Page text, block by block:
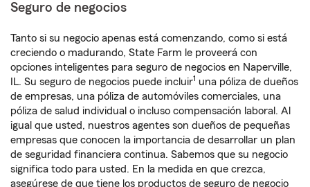
Seguro de negocios
Tanto si su negocio apenas está comenzando, como si está
creciendo o madurando, State Farm le proveerá con
opciones inteligentes para seguro de negocios en Naperville,
IL. Su seguro de negocios puede incluir1 una póliza de dueños
de empresas, una póliza de automóviles comerciales, una
póliza de salud individual o incluso compensación laboral. Al
igual que usted, nuestros agentes son dueños de pequeñas
empresas que conocen la importancia de desarrollar un plan
de seguridad financiera continua. Sabemos que su negocio
significa todo para usted. En la medida en que crezca,
asegúrese de que tiene los productos de seguro de negocio